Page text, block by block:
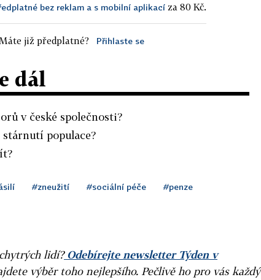
bez reklam a s mobilní aplikací za 80 Kč.
Máte již předplatné? Přihlaste se
dál
v české společnosti?
populace?
#zneužití #sociální péče #penze
lidí?Odebírejte newsletter Týden v
výběr toho nejlepšího. Pečlivě ho pro vás každý